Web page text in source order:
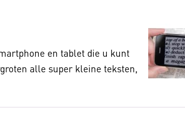
en tablet die u kunt
alle super kleine teksten,